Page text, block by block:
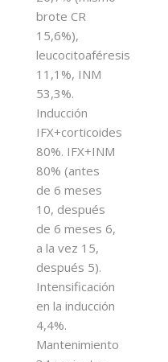
brote CR
15,6%),
leucocitoaféresis
11,1%, INM
53,3%.
Inducción
IFX+corticoides
80%. IFX+INM
80% (antes
de 6 meses
10, después
de 6 meses 6,
a la vez 15,
después 5).
Intensificación
en la inducción
4,4%.
Mantenimiento